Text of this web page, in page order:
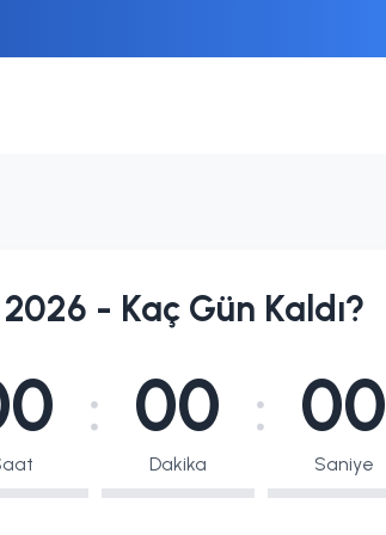
- Kaç Gün Kaldı?
: 00
Dakika
: 00
Saniye